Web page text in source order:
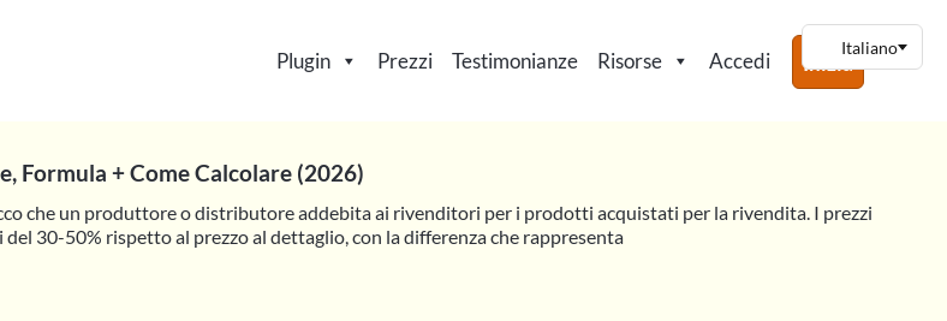
Plugin Prezzi Testimonianze Risorse Accedi Inizia
Formula + Come Calcolare (2026)
che un produttore o distributore addebita ai rivenditori per i prodotti acquistati per la rivendita. I prezzi
30-50% rispetto al prezzo al dettaglio, con la differenza che rappresenta